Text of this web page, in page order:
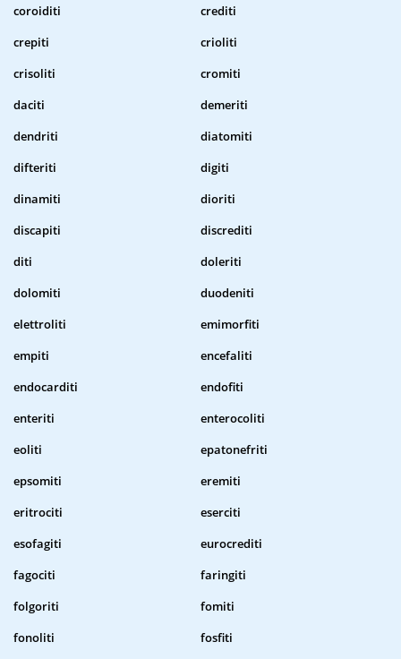
coroiditi
crediti
crepiti
crioliti
crisoliti
cromiti
daciti
demeriti
dendriti
diatomiti
difteriti
digiti
dinamiti
dioriti
discapiti
discrediti
diti
doleriti
dolomiti
duodeniti
elettroliti
emimorfiti
empiti
encefaliti
endocarditi
endofiti
enteriti
enterocoliti
eoliti
epatonefriti
epsomiti
eremiti
eritrociti
eserciti
esofagiti
eurocrediti
fagociti
faringiti
folgoriti
fomiti
fonoliti
fosfiti